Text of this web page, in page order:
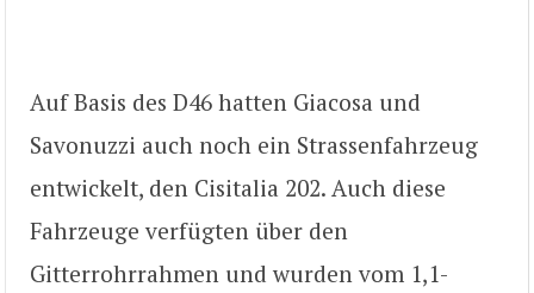
Auf Basis des D46 hatten Giacosa und
Savonuzzi auch noch ein Strassenfahrzeug
entwickelt, den Cisitalia 202. Auch diese
Fahrzeuge verfügten über den
Gitterrohrrahmen und wurden vom 1,1-